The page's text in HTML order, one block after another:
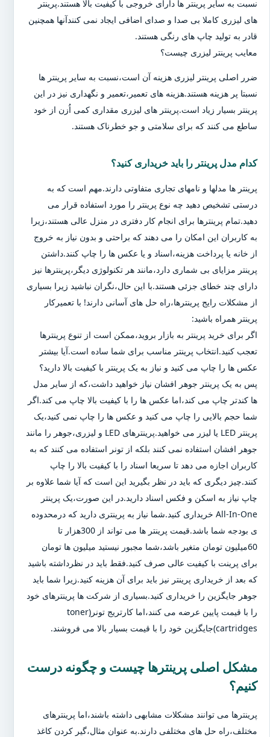
نسبت به سایر پرینتر ها دارای خروجی با کیفیت بالا هستند.پرینتر
های لیزری کاملا بی صدا و صدای اضافی ایجاد نمی کنندآنها همچنین
قادر به تولید چاپ های رنگی هستند.
معایب پرینتر لیزری چیست؟
ضرر اصلی پرینتر لیزری هزینه آن است،نسبت به سایر پرینتر ها
نسبتا پر هزینه هستند.هزینه های تعمیر،تعمیر و نگهداری نیز در این
پرینتر بسیار زیاد است.پرینتر های لیزری مقداری کمی اُزن از خود
ساطع می کنند که برای سلامتی و جو خطرناک هستند.
کدام مدل پرینتر را باید خریداری کنید؟
پرینتر ها مدلها و نامهای تجاری متفاوتی دارند.مهم است که به
درستی تشخیص دهید چه نوع پرینتر را مورد استفاده قرار می
دهید.تمام پرینترها برای انجام کار دفتری در منزل عالی هستند،زیرا
به کاربران این امکان را می دهند که براحتی و بدون نیاز به خروج
از خانه یا پرداخت هزینه،اسناد و یا عکس ها را چاپ کنند.داشتن
پرینتر مزایای بی شماری دارد،مانند هر تکنولوژی دیگر،پرینترها نیز
دارای چند خطای جزئی هستند.با این حال،نگران نباشید زیرا بسیاری
از مشکلات رایج پرینترها،راه حل های آسانی دارند! با تعمیرکار
پرینتر همراه باشید:
اگر برای خرید پرینتر به بازار بروید،ممکن است از تنوع پرینترها
تعجب کنید.انتخاب پرینتر مناسب برای شما ساده است.آیا بیشتر
عکس ها را چاپ می کنید و نیاز به یک پرینتر با کیفیت بالا دارید؟
پس به یک پرینتر جوهر افشان نیاز خواهید داشت،که از سایر مدل
ها کندتر چاپ می کند،اما عکس ها را با کیفیت بالا چاپ می کند.اگر
شما حجم بالایی را چاپ می کنید و عکس ها را چاپ نمی کنید،یک
پرینتر LED یا لیزر می خواهید.پرینترهای LED و لیزری،جوهر را مانند
جوهر افشان استفاده نمی کنند بلکه از تونر استفاده می کنند که به
کاربران اجازه می دهد تا سریعا اسناد را با کیفیت بالا را چاپ
کنند.چیز دیگری که باید در نظر بگیرید این است که آیا شما علاوه بر
چاپ نیاز به اسکن و فکس اسناد دارید.در این صورت،یک پرینتر
All-In-One خریداری کنید.شما نیاز به پرینتری دارید که درمحدوده
ی بودجه شما باشد.قیمت پرینتر ها می تواند از 300هزار تا
60میلیون تومان متغیر باشد،شما مجبور نیستید میلیون ها تومان
برای پرینت با کیفیت عالی صرف کنید.فقط باید در نظرداشته باشید
که بعد از خریداری پرینتر نیز باید برای آن هزینه کنید.زیرا شما باید
جوهر جایگزین را خریداری کنید.بسیاری از شرکت ها پرینترهای خود
را با قیمت پایین عرضه می کنند،اما کارتریج تونر(toner
cartridges)جایگزین خود را با قیمت بسیار بالا می فروشند.
مشکل اصلی پرینترها چیست و چگونه درست
کنیم؟
پرینترها می توانند مشکلات مشابهی داشته باشند،اما پرینترهای
مختلف،راه حل های مختلفی دارند.به عنوان مثال،گیر کردن کاغذ